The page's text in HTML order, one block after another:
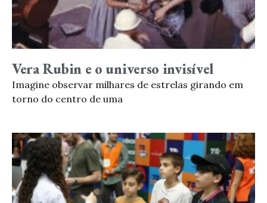
Vera Rubin e o universo invisível
Imagine observar milhares de estrelas girando em
torno do centro de uma